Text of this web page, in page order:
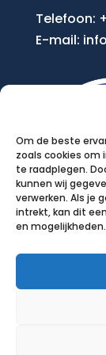
Om de beste
zoals cookies
te raadplegen.
kunnen wij
verwerken. Als
intrekt, kan dit
en mogelijkheden.
Telefoon:
E-mail: